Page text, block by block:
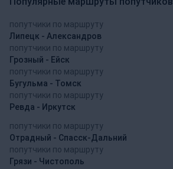
попутчики по маршруту
Липецк - Александров
попутчики по маршруту
Грозный - Ейск
попутчики по маршруту
Бугульма - Томск
попутчики по маршруту
Ревда - Иркутск
попутчики по маршруту
Отрадный - Спасск-Дальний
попутчики по маршруту
Грязи - Чистополь